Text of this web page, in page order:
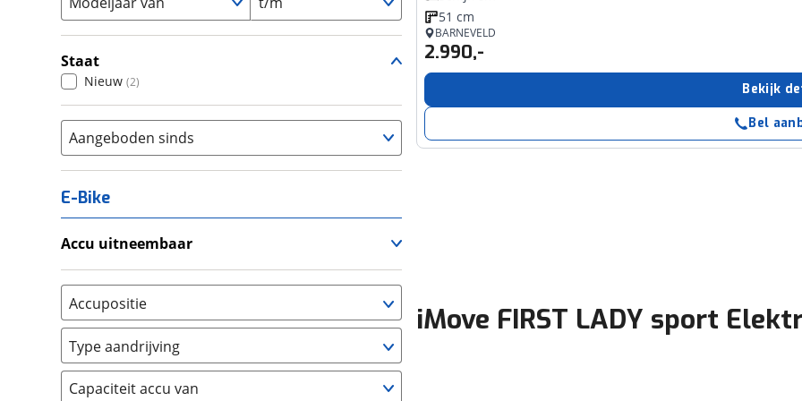
Staat
Nieuw (2)
Aangeboden sinds
E-Bike
Accu uitneembaar
Nee, vast (0)
Accupositie
Bagagedrager (0)
Frame (0 )
Vloer (0
Type aandrijving
Achterwiel (0)
Capaciteit accu van
51 cm
BARNEVELD
2.990,-
Bekijk
Bel
iMove FIRST LADY sport